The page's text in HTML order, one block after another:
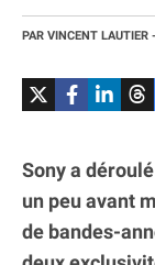
PAR VINCENT LAUTIER
Sony a
un peu avant
de bandes-